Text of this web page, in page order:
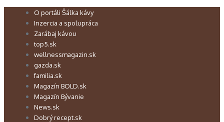
Preskočiť O portáli Šálka kávy
Inzercia a spolupráca
Zarábaj kávou
top5.sk
wellnessmagazin.sk
gazda.sk
familia.sk
Magazín BOLD.sk
Magazín Bývanie
News.sk
Dobrý recept.sk